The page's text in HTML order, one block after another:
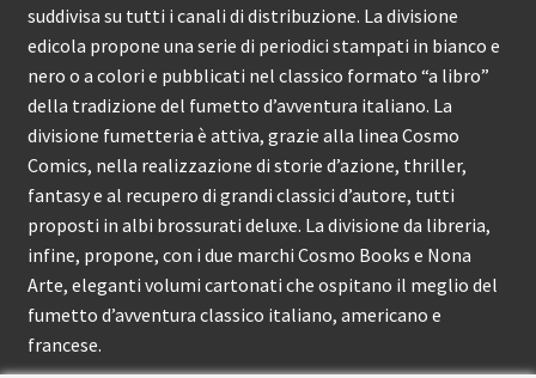
suddivisa su tutti i canali di distribuzione. La divisione
edicola propone una serie di periodici stampati in bianco e
nero o a colori e pubblicati nel classico formato “a libro”
della tradizione del fumetto d’avventura italiano. La
divisione fumetteria è attiva, grazie alla linea Cosmo
Comics, nella realizzazione di storie d’azione, thriller,
fantasy e al recupero di grandi classici d’autore, tutti
proposti in albi brossurati deluxe. La divisione da libreria,
infine, propone, con i due marchi Cosmo Books e Nona
Arte, eleganti volumi cartonati che ospitano il meglio del
fumetto d’avventura classico italiano, americano e
francese.